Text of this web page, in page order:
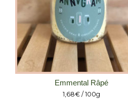
Emmental Râpé
1,68€ / 100g